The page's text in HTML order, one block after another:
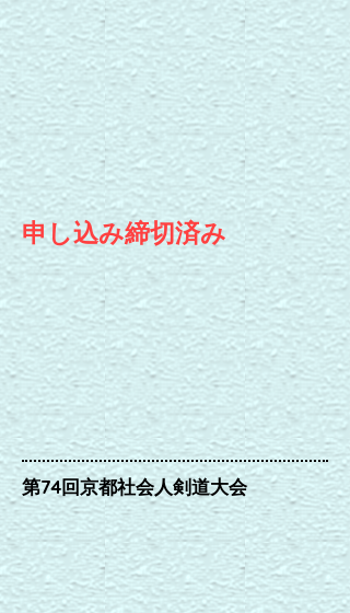
申し込み締切済み
第74回京都社会人剣道大会